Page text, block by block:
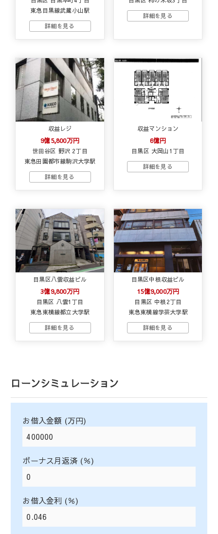
東急目黒線武蔵小山駅
収益レジ
9億5,800万円
世田谷区 野沢 2丁目
東急田園都市線駒沢大学駅
収益マンション
6億円
目黒区 大岡山1丁目
目黒区八雲収益ビル
3億9,800万円
目黒区 八雲1丁目
東急東横線都立大学駅
目黒区中根収益ビル
15億9,000万円
目黒区 中根2丁目
東急東横線学芸大学駅
ローンシミュレーション
お借入金額 (万円)
ボーナス月返済 (％)
お借入金利 (％)